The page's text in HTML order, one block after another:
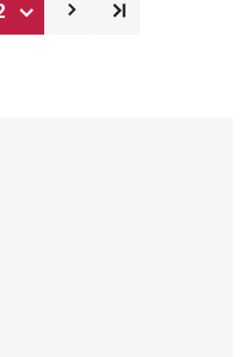
Pagina
⌃
Ultima
⌅